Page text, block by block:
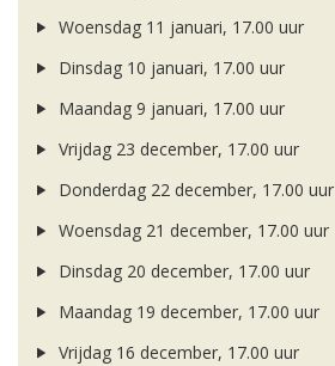
Woensdag 11 januari, 17.00 uur
Dinsdag 10 januari, 17.00 uur
Maandag 9 januari, 17.00 uur
Vrijdag 23 december, 17.00 uur
Donderdag 22 december, 17.00 uur
Woensdag 21 december, 17.00 uur
Dinsdag 20 december, 17.00 uur
Maandag 19 december, 17.00 uur
Vrijdag 16 december, 17.00 uur